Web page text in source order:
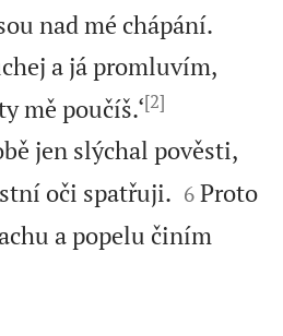
nad mé chápání.
a já promluvím,
mě poučíš.‘[2]
jen slýchal pověsti,
oči spatřuji. 

6 Proto
a popelu činím